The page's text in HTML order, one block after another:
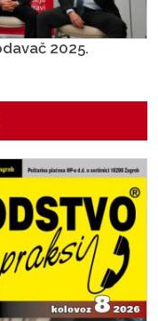
2025.